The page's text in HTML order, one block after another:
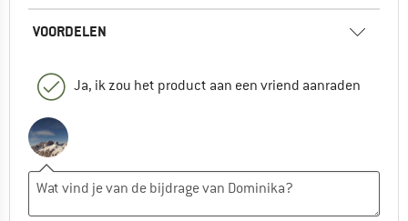
VOORDELEN
Ja, ik zou het product aan een vriend aanraden